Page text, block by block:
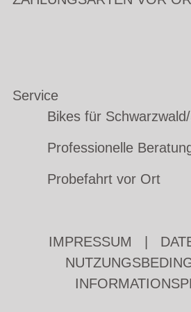
Service
Bikes für
Professionelle
Probefahrt vor Ort
IMPRESSUM